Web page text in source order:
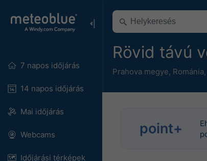
7 napos időjárás
14 napos időjárás
Mai időjárás
Webcams
Időjárási térképek
Rövid távú
Prahova megye, Románia,
point+